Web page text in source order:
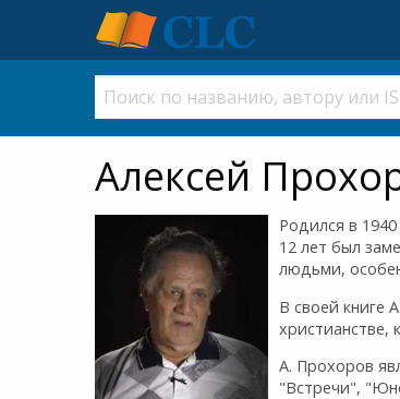
Алексей
Родился в
12 лет был
людьми,
В своей книге
христианстве,
А. Прохоров
"Встречи",